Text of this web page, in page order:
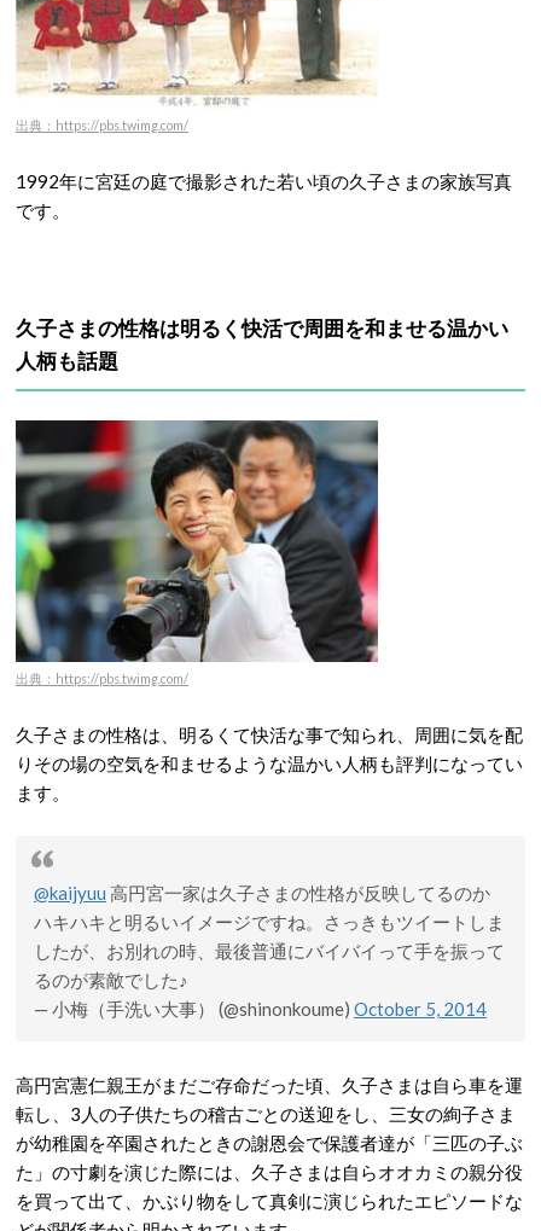
出典：https://pbs.twimg.com/
1992年に宮廷の庭で撮影された若い頃の久子さまの家族写真
です。
久子さまの性格は明るく快活で周囲を和ませる温かい
人柄も話題
出典：https://pbs.twimg.com/
久子さまの性格は、明るくて快活な事で知られ、周囲に気を配
りその場の空気を和ませるような温かい人柄も評判になってい
ます。
@kaijyuu 高円宮一家は久子さまの性格が反映してるのか
ハキハキと明るいイメージですね。さっきもツイートしま
したが、お別れの時、最後普通にバイバイって手を振って
るのが素敵でした♪
— 小梅（手洗い大事） (@shinonkoume) October 5, 2014
高円宮憲仁親王がまだご存命だった頃、久子さまは自ら車を運
転し、3人の子供たちの稽古ごとの送迎をし、三女の絢子さま
が幼稚園を卒園されたときの謝恩会で保護者達が「三匹の子ぶ
た」の寸劇を演じた際には、久子さまは自らオオカミの親分役
を買って出て、かぶり物をして真剣に演じられたエピソードな